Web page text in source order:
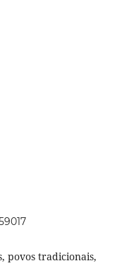
povos tradicionais,